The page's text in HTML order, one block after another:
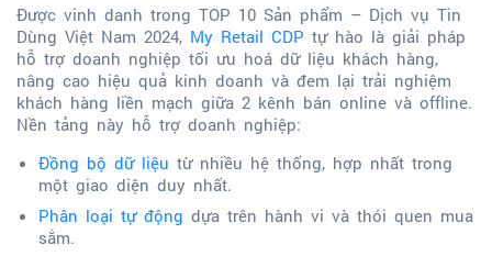
Được vinh danh trong TOP 10 Sản phẩm – Dịch vụ Tin
Dùng Việt Nam 2024, My Retail CDP tự hào là giải pháp
hỗ trợ doanh nghiệp tối ưu hoá dữ liệu khách hàng,
nâng cao hiệu quả kinh doanh và đem lại trải nghiệm
khách hàng liền mạch giữa 2 kênh bán online và offline.
Nền tảng này hỗ trợ doanh nghiệp:
Đồng bộ dữ liệu từ nhiều hệ thống, hợp nhất trong
một giao diện duy nhất.
Phân loại tự động dựa trên hành vi và thói quen mua
sắm.